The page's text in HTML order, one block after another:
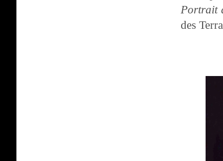
Portrait
des